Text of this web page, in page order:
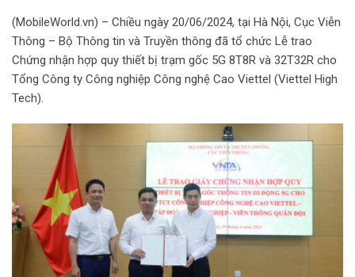
l
e
+
e
r
e
s
e
v
i
a
m
a
l
t
(MobileWorld.vn) – Chiều ngày 20/06/2024, tại Hà Nội, Cục Viễn
Thông – Bộ Thông tin và Truyền thông đã tổ chức Lễ trao
Chứng nhận hợp quy thiết bị trạm gốc 5G 8T8R và 32T32R cho
Tổng Công ty Công nghiệp Công nghệ Cao Viettel (Viettel High
Tech).